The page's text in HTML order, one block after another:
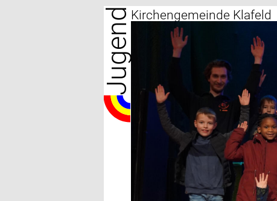
Zum
Inhalt
springen
JugendKirchengemeinde Klafeld